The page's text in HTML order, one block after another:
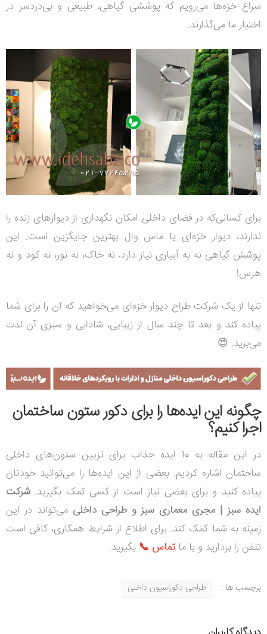
سراغ خزه‌ها می‌رویم که پوششی گیاهی، طبیعی و بی‌دردسر در
اختیار ما می‌گذارند.
برای کسانی‌که در فضای داخلی امکان نگهداری از دیوارهای زنده را
ندارند، دیوار خزه‌ای یا ماس وال بهترین جایگزین است. این
پوشش گیاهی نه به آبیاری نیاز دارد، نه خاک، نه نور، نه کود و نه
هرس!
تنها از یک شرکت طراح دیوار خزه‌ای می‌خواهید که آن را برای شما
پیاده کند و بعد تا چند سال از زیبایی، شادابی و سبزی آن لذت
می‌برید. 😍
چگونه این ایده‌ها را برای دکور ستون‌ ساختمان
اجرا کنیم؟
در این مقاله به 10 ایده جذاب برای تزیین ستون‌های داخلی
ساختمان اشاره کردیم. بعضی از این ایده‌ها را می‌توانید خودتان
پیاده کنید و برای بعضی نیاز است از کسی کمک بگیرید. شرکت
ایده سبز | مجری معماری سبز و طراحی داخلی می‌تواند در این
زمینه به شما کمک کند. برای اطلاع از شرایط همکاری، کافی است
تلفن را بردارید و با ما تماس 📞 بگیرید.
برچسب ها : طراحی دکوراسیون داخلی